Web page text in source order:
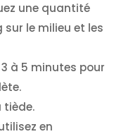
une quantité
le milieu et les
à 5 minutes pour
tiède.
en